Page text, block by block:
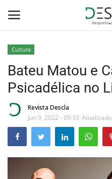
Home
...by Descla
Desporto
Contactos
Cultura
Bateu Matou e
Psicadélica no
Revista Descla
Jun 9, 2022 - 09:33